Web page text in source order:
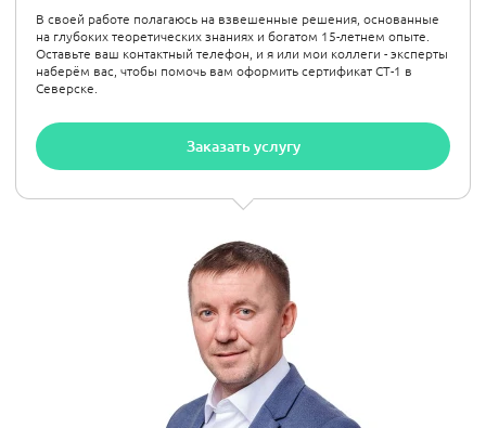
В своей работе полагаюсь на взвешенные решения, основанные
на глубоких теоретических знаниях и богатом 15-летнем опыте.
Оставьте ваш контактный телефон, и я или мои коллеги - эксперты
наберём вас, чтобы помочь вам оформить сертификат СТ-1 в
Северске.
Заказать услугу